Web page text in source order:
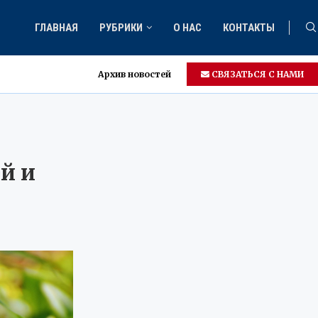
ГЛАВНАЯ РУБРИКИ О НАС КОНТАКТЫ
Архив новостей СВЯЗАТЬСЯ С НАМИ
и